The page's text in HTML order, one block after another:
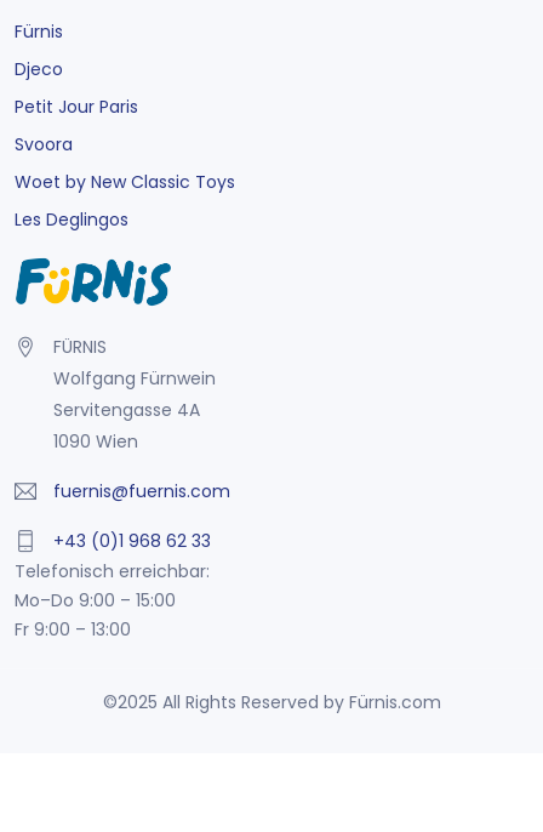
Fürnis
Djeco
Petit Jour Paris
Svoora
Woet by New Classic Toys
Les Deglingos
FÜRNIS
Wolfgang Fürnwein
Servitengasse 4A
1090 Wien
fuernis@fuernis.com
+43 (0)1 968 62 33
Telefonisch erreichbar:
Mo–Do 9:00 – 15:00
Fr 9:00 – 13:00
©2025 All Rights Reserved by Fürnis.com